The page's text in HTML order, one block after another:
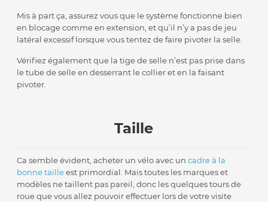
Mis à part ça, assurez vous que le système fonctionne bien
en blocage comme en extension, et qu’il n’y a pas de jeu
latéral excessif lorsque vous tentez de faire pivoter la selle.
Vérifiez également que la tige de selle n’est pas prise dans
le tube de selle en desserrant le collier et en la faisant
pivoter.
Taille
Ca semble évident, acheter un vélo avec uncadre à la
bonne tailleest primordial. Mais toutes les marques et
modèles ne taillent pas pareil, donc les quelques tours de
roue que vous allez pouvoir effectuer lors de votre visite